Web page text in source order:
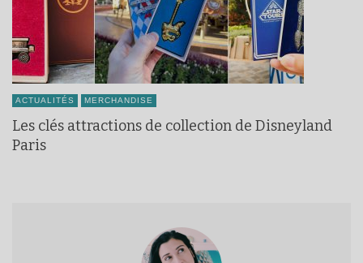
ACTUALITÉS MERCHANDISE
Les clés attractions de collection de Disneyland
Paris